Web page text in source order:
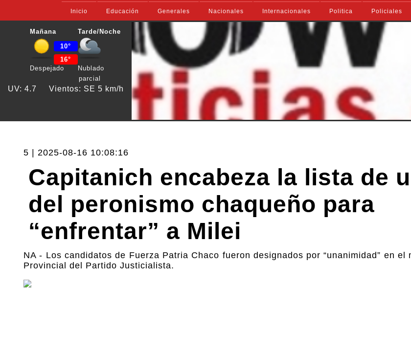
Inicio Educación Generales Nacionales Internacionales Politica Policiales
Mañana
Despejado
10°
16°
Tarde/Noche
Nublado
parcial
UV: 4.7 Vientos: SE 5 km/h
5 | 2025-08-16 10:08:16
Capitanich encabeza la lista de
del peronismo chaqueño para
“enfrentar” a Milei
NA - Los candidatos de Fuerza Patria Chaco fueron designados por “unanimidad” en el
Provincial del Partido Justicialista.